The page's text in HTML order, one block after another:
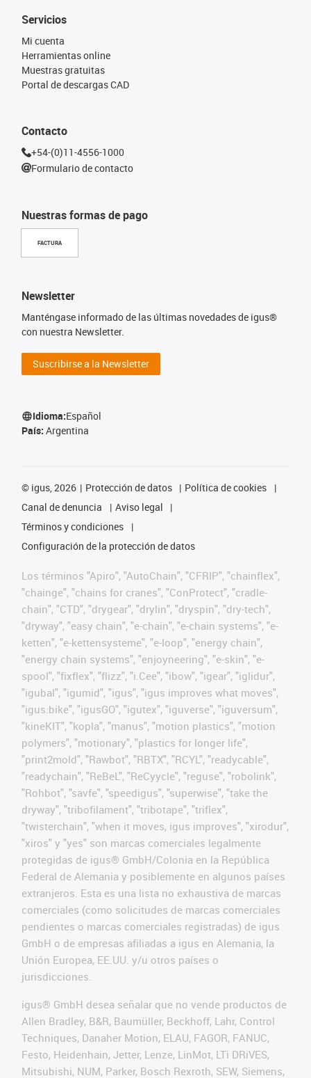
Nuestras formas de pago
FACTURA
Servicios
Mi cuenta
Herramientas online
Muestras gratuitas
Portal de descargas CAD
Contacto
+54-(0)11-4556-1000
Formulario de contacto
Newsletter
Manténgase informado de las últimas novedades de igus®
con nuestra Newsletter.
Suscribirse a la Newsletter
Idioma:Español
País: Argentina
© igus, 2026 Protección de datos
Política de cookies
Canal de denuncia
Aviso legal
Términos y condiciones
Configuración de la protección de datos
Los términos "Apiro", "AutoChain", "CFRIP", "chainflex",
"chainge", "chains for cranes", "ConProtect", "cradle-
chain", "CTD", "drygear", "drylin", "dryspin", "dry-tech",
"dryway", "easy chain", "e-chain", "e-chain systems", "e-
ketten", "e-kettensysteme", "e-loop", "energy chain",
"energy chain systems", "enjoyneering", "e-skin", "e-
spool", "fixflex", "flizz", "i.Cee", "ibow", "igear", "iglidur",
"igubal", "igumid", "igus", "igus improves what moves",
"igus:bike", "igusGO", "igutex", "iguverse", "iguversum",
"kineKIT", "kopla", "manus", "motion plastics", "motion
polymers", "motionary", "plastics for longer life",
"print2mold", "Rawbot", "RBTX", "RCYL", "readycable",
"readychain", "ReBeL", "ReCyycle", "reguse", "robolink",
"Rohbot", "savfe", "speedigus", "superwise", "take the
dryway", "tribofilament", "tribotape", "triflex",
"twisterchain", "when it moves, igus improves", "xirodur",
"xiros" y "yes" son marcas comerciales legalmente
protegidas de igus® GmbH/Colonia en la República
Federal de Alemania y posiblemente en algunos países
extranjeros. Esta es una lista no exhaustiva de marcas
comerciales (como solicitudes de marcas comerciales
pendientes o marcas comerciales registradas) de igus
GmbH o de empresas afiliadas a igus en Alemania, la
Unión Europea, EE.UU. y/u otros países o
jurisdicciones.
igus® GmbH desea señalar que no vende productos de
Allen Bradley, B&R, Baumüller, Beckhoff, Lahr, Control
Techniques, Danaher Motion, ELAU, FAGOR, FANUC,
Festo, Heidenhain, Jetter, Lenze, LinMot, LTi DRiVES,
Mitsubishi, NUM, Parker, Bosch Rexroth, SEW, Siemens,